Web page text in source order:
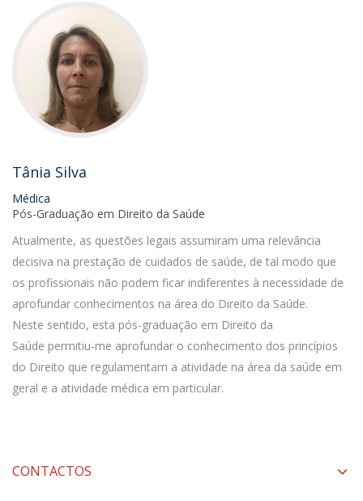
Tânia Silva
Médica
Pós-Graduação em Direito da Saúde
Atualmente, as questões legais assumiram uma relevância
decisiva na prestação de cuidados de saúde, de tal modo que
os profissionais não podem ficar indiferentes à necessidade de
aprofundar conhecimentos na área do Direito da Saúde.
Neste sentido, esta pós-graduação em Direito da
Saúde permitiu-me aprofundar o conhecimento dos princípios
do Direito que regulamentam a atividade na área da saúde em
geral e a atividade médica em particular.
CONTACTOS